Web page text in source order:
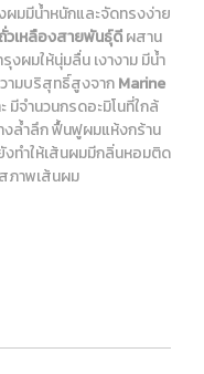
มมีน้ำหนักและจัดทรงง่าย
วเหลืองสายพันธุ์ดีผสาน
งผมให้นุ่มลื่น เงางาม มีน้ำ
ามบริสุทธิ์สูงจากMarine
จำนวนกรดอะมิโนที่ใกล้
ล้ำลึก ฟื้นฟูผมแห้งกร้าน
ทำให้เส้นผมมีกลิ่นหอมติด
ภาพเส้นผม